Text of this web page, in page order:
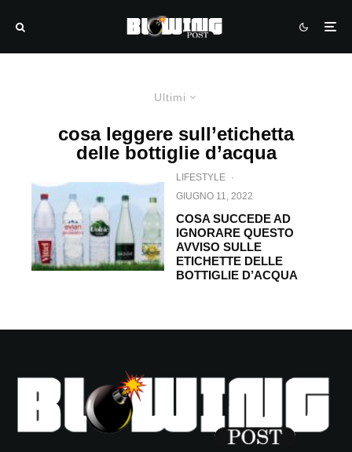
Ultimi
cosa leggere sull’etichetta
delle bottiglie d’acqua
LIFESTYLE ·
GIUGNO 11, 2022
COSA SUCCEDE AD
IGNORARE QUESTO
AVVISO SULLE
ETICHETTE DELLE
BOTTIGLIE D’ACQUA